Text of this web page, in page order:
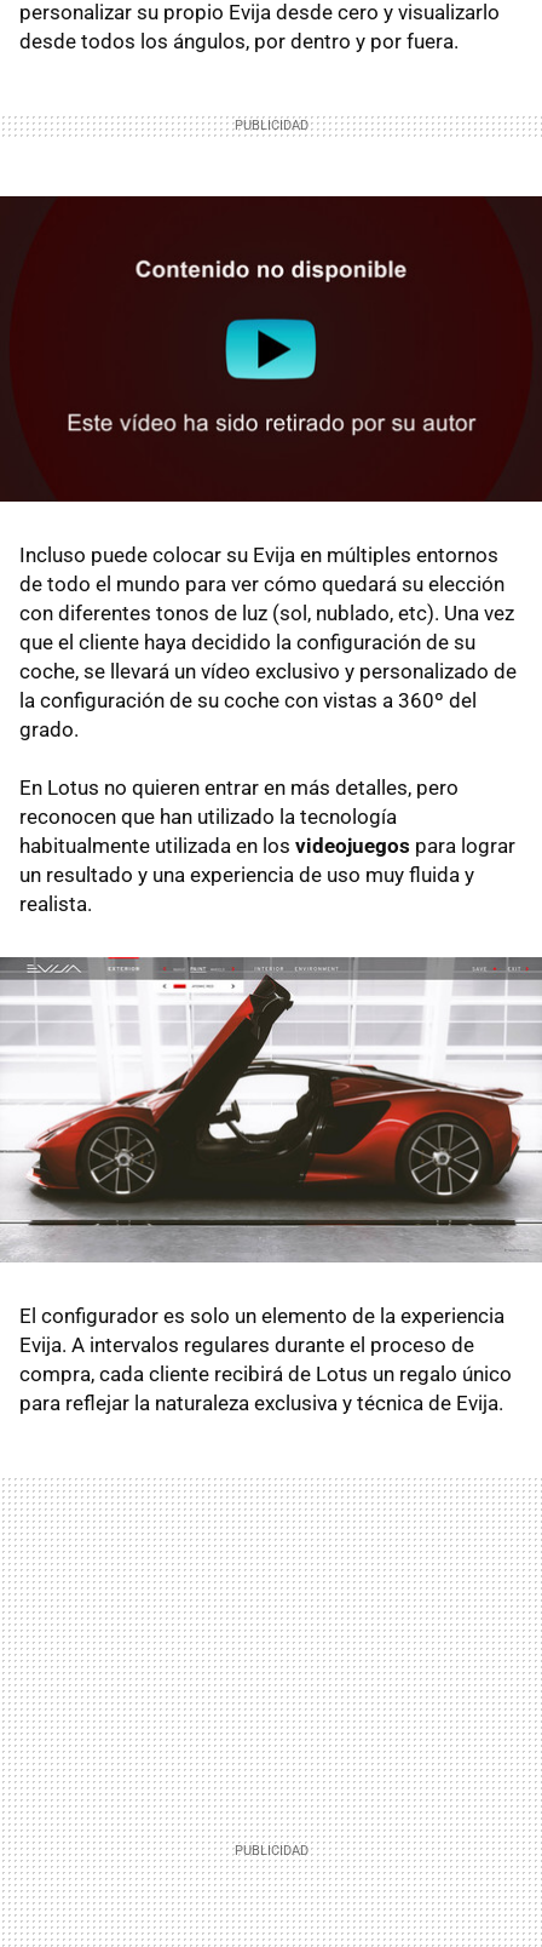
personalizar su propio Evija desde cero y visualizarlo
desde todos los ángulos, por dentro y por fuera.
Incluso puede colocar su Evija en múltiples entornos
de todo el mundo para ver cómo quedará su elección
con diferentes tonos de luz (sol, nublado, etc). Una vez
que el cliente haya decidido la configuración de su
coche, se llevará un vídeo exclusivo y personalizado de
la configuración de su coche con vistas a 360º del
grado.
En Lotus no quieren entrar en más detalles, pero
reconocen que han utilizado la tecnología
habitualmente utilizada en los videojuegos para lograr
un resultado y una experiencia de uso muy fluida y
realista.
El configurador es solo un elemento de la experiencia
Evija. A intervalos regulares durante el proceso de
compra, cada cliente recibirá de Lotus un regalo único
para reflejar la naturaleza exclusiva y técnica de Evija.